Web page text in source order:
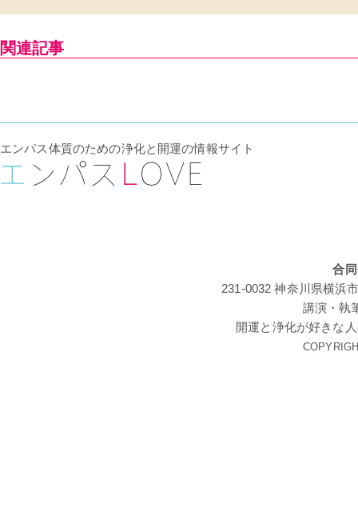
関連記事
エンパス体質のための浄化と開運の情報サイト
合
231-0032 神奈川県横浜
講演・執
開運と浄化が好きな